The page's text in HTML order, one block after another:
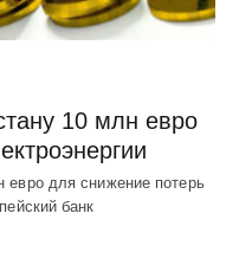
10 млн евро
для снижение потерь
банк